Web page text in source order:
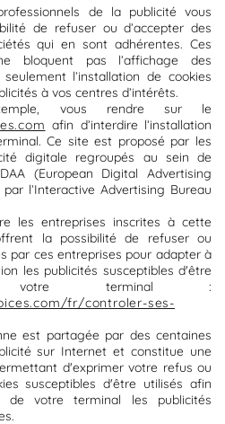
de la publicité vous
de refuser ou d’accepter des
qui en sont adhérentes. Ces
bloquent pas l’affichage des
l’installation de cookies
à vos centres d’intérêts.
vous rendre sur le
afin d’interdire l’installation
Ce site est proposé par les
digitale regroupés au sein de
(European Digital Advertising
l’Interactive Advertising Bureau
les entreprises inscrites à cette
la possibilité de refuser ou
par ces entreprises pour adapter à
les publicités susceptibles d'être
votre terminal :
fr/controler-ses-
est partagée par des centaines
sur Internet et constitue une
d'exprimer votre refus ou
susceptibles d'être utilisés afin
votre terminal les publicités